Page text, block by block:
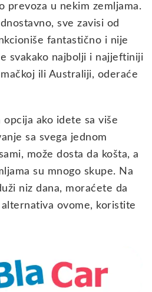
prevoza u nekim zemljama.
sve zavisi od
fantastično i nije
svakako najbolji i najjeftiniji
ili Australiji, oderaće
opcija ako idete sa više
sa svega jednom
može dosta da košta, a
su mnogo skupe. Na
niz dana, moraćete da
ovome, koristite